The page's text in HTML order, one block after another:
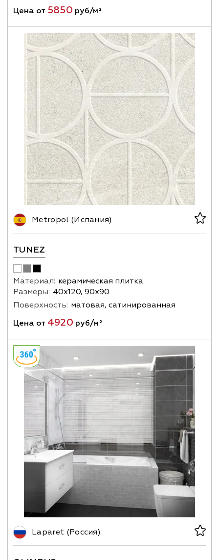
Цена от 5850 руб/м²
Metropol (Испания)
TUNEZ
Материал: керамическая плитка
Размеры: 40х120, 90х90
Поверхность: матовая, сатинированная
Цена от 4920 руб/м²
Laparet (Россия)